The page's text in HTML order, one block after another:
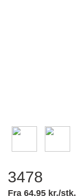
3478
Fra 64,95 kr./stk.